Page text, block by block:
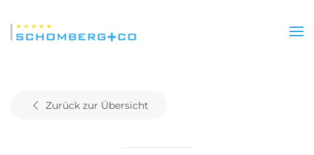
Skip
Zurück zur Übersicht